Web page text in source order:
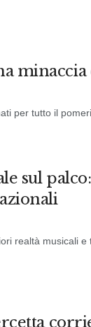
minaccia
per tutto il
sul
realtà musicali